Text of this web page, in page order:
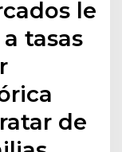
le
tasas
de